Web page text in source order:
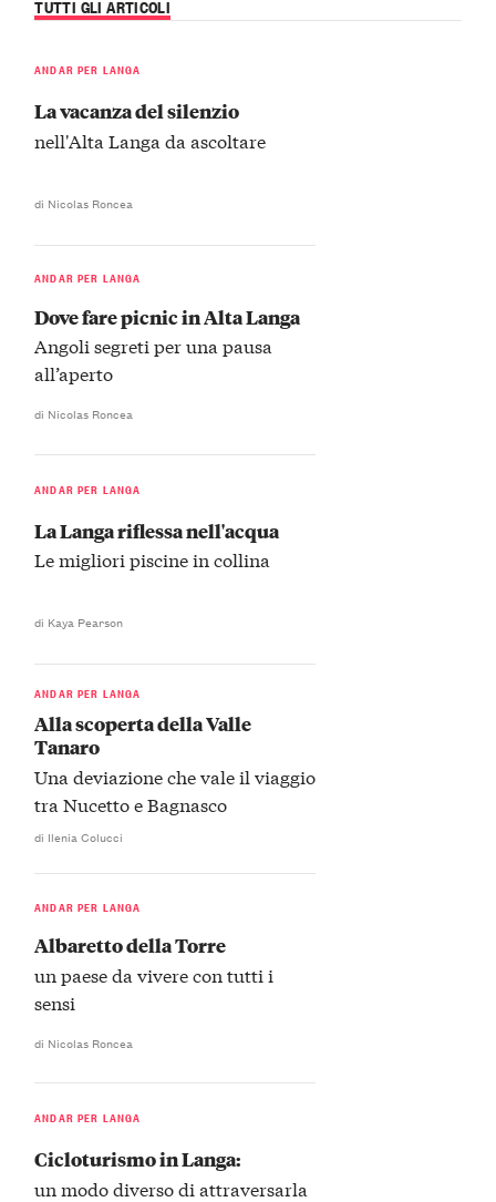
TUTTI GLI ARTICOLI
ANDAR PER LANGA
La vacanza del silenzio
nell'Alta Langa da ascoltare
di Nicolas Roncea
ANDAR PER LANGA
Dove fare picnic in Alta Langa
Angoli segreti per una pausa
all’aperto
di Nicolas Roncea
ANDAR PER LANGA
La Langa riflessa nell'acqua
Le migliori piscine in collina
di Kaya Pearson
ANDAR PER LANGA
Alla scoperta della Valle
Tanaro
Una deviazione che vale il viaggio
tra Nucetto e Bagnasco
di Ilenia Colucci
ANDAR PER LANGA
Albaretto della Torre
un paese da vivere con tutti i
sensi
di Nicolas Roncea
ANDAR PER LANGA
Cicloturismo in Langa:
un modo diverso di attraversarla